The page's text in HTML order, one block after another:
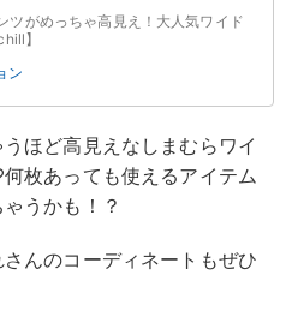
ツがめっちゃ高見え！大人気ワイド
】
ン
ほど高見えなしまむらワイ
枚あっても使えるアイテム
うかも！？
んのコーディネートもぜひ